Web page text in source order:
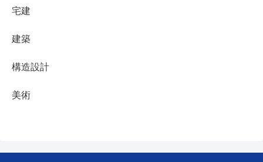
宅建
建築
構造設計
美術